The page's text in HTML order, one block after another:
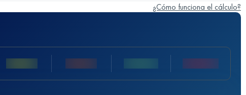
¿Cómo funciona el cálculo?